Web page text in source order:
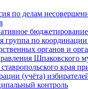
по делам
бюджетирование
группа по координации
органов и
Шпаковского
ставропольского края
(учёта)
контроль